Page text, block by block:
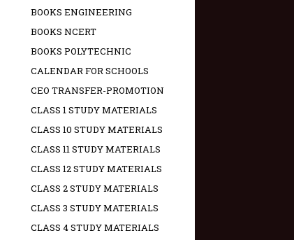
BOOKS ENGINEERING
BOOKS NCERT
BOOKS POLYTECHNIC
CALENDAR FOR SCHOOLS
CEO TRANSFER-PROMOTION
CLASS 1 STUDY MATERIALS
CLASS 10 STUDY MATERIALS
CLASS 11 STUDY MATERIALS
CLASS 12 STUDY MATERIALS
CLASS 2 STUDY MATERIALS
CLASS 3 STUDY MATERIALS
CLASS 4 STUDY MATERIALS